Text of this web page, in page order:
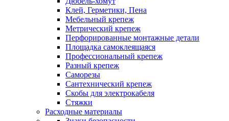
Клей, Герметики, Пена
Мебельный крепеж
Метрический крепеж
Перфорированные монтажные детали
Площадка самоклеящаяся
Профессиональный крепеж
Разный крепеж
Саморезы
Сантехнический крепеж
Скобы для электрокабеля
Стяжки
Расходные материалы